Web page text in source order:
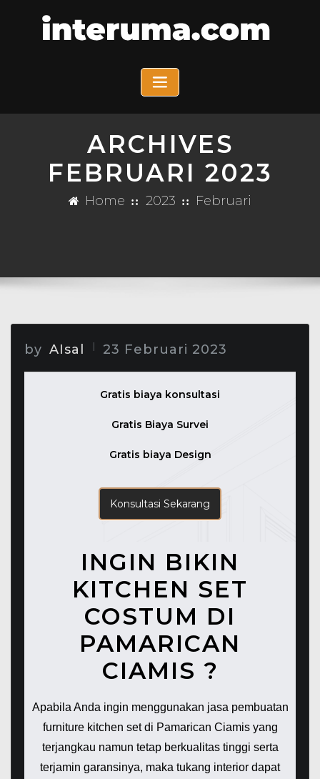
ARCHIVES
FEBRUARI 2023
Home 2023 Februari
by AIsal 23 Februari 2023
Gratis biaya konsultasi
Gratis Biaya Survei
Gratis biaya Design
Konsultasi Sekarang
INGIN BIKIN
KITCHEN SET
COSTUM DI
PAMARICAN
CIAMIS ?
Apabila Anda ingin menggunakan jasa pembuatan
furniture kitchen set di Pamarican Ciamis yang
terjangkau namun tetap berkualitas tinggi serta
terjamin garansinya, maka tukang interior dapat